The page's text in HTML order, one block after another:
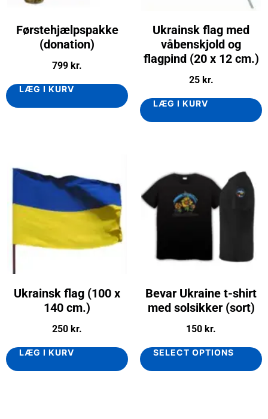
Førstehjælpspakke
(donation)
799 kr.
LÆG I KURV
Ukrainsk flag med
våbenskjold og
flagpind (20 x 12 cm.)
25 kr.
LÆG I KURV
Ukrainsk flag (100 x
140 cm.)
250 kr.
LÆG I KURV
Bevar Ukraine t-shirt
med solsikker (sort)
150 kr.
SELECT OPTIONS